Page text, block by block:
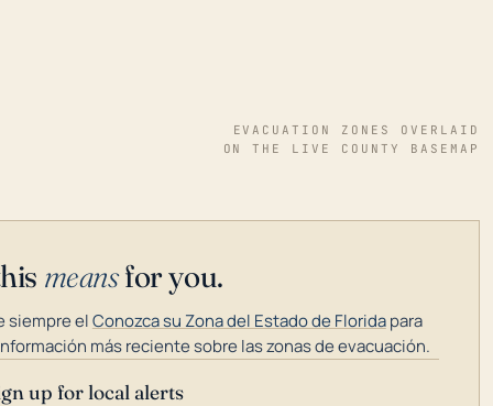
EVACUATION ZONES OVERLAID
ON THE LIVE COUNTY BASEMAP
meansfor you.
siempre elConozca su Zona del Estado de Floridapara
más reciente sobre las zonas de evacuación.
up for local alerts